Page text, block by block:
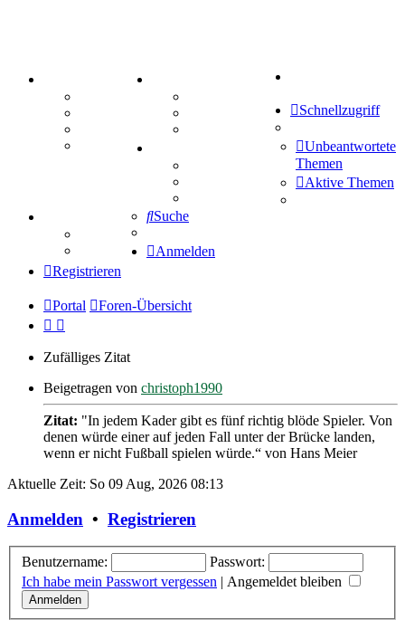
Mastodon
Treffenübersicht
Zitatesammlung
Schiffe versenken
Tipprunde
Comunio
Schnellzugriff
Unbeantwortete
Themen
Aktive Themen
Suche
Anmelden
Registrieren
Portal Foren-Übersicht
Zufälliges Zitat
Beigetragen von christoph1990
Zitat: "In jedem Kader gibt es fünf richtig blöde Spieler. Von
denen würde einer auf jeden Fall unter der Brücke landen,
wenn er nicht Fußball spielen würde.“ von Hans Meier
Aktuelle Zeit: So 09 Aug, 2026 08:13
Anmelden • Registrieren
Benutzername:
Passwort:
Ich habe mein Passwort vergessen | Angemeldet bleiben